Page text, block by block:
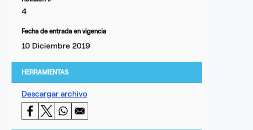
4
Fecha de entrada en vigencia
10 Diciembre 2019
HERRAMIENTAS
Descargar archivo